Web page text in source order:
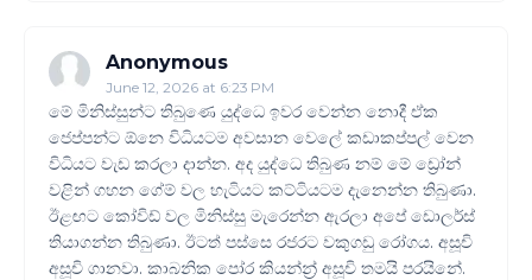
Anonymous
June 12, 2026 at 6:23 PM
මේ මිනිස්සුන්ට තිබුණෙ යුද්ධෙ ඉවර වෙන්න නොදී ඒක
ජෙප්පන්ට ඕනෙ විධියටම අවසාන වෙලේ කඩාකප්පල් වෙන
විධියට වැඩ කරලා දාන්න. අද යුද්ධෙ තිබුණ නම් මේ ඩ්‍රෝන්
වළින් ගහන ගේම් වල හැටියට කට්ටියටම දැනෙන්න තිබුණා.
ඊළඟට කෝවිඩ් වල මිනිස්සු මැරෙන්න ඇරලා අපේ ඩොලර්ස්
තියාගන්න තිබුණා. ඊටත් පස්සෙ රජරට වකුගඩු රෝගය. අසූචි
අසූචි ගානවා. කාබනික පෝර කියන්න්‍ර් අසූචි තමයි පරයිනේ.